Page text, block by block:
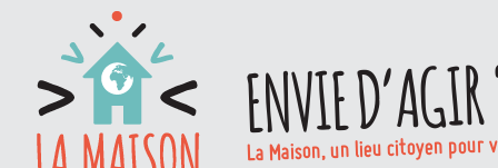
ENVIE
La Maison, un lieu citoyen